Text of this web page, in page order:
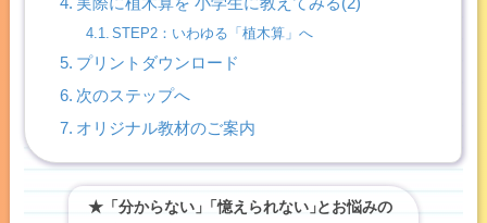
実際に植木算を 小学生に教えてみる(2)
STEP2：いわゆる「植木算」へ
プリントダウンロード
次のステップへ
オリジナル教材のご案内
★「分からない」「憶えられない」とお悩みの